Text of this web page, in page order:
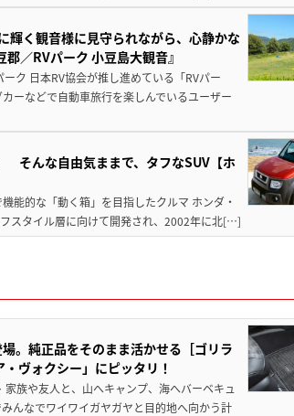
輝く観音様に見守られながら、心静かな
／RVパーク 小豆島大観音』
ク 日本RV協会が推し進めている「RVパー
ーなどで自動車旅行を楽しんでいるユーザー
そんな自由気ままで、タフなSUV【ホ
能的な「動く箱」を目指したクルマ ホンダ・
スタイル層に向けて開発され、2002年に北[…]
。純正品をそのまま活かせる［ゴリラ
ヴォクシー」にピッタリ！
族や友人と、山へキャンプ、海へバーベキュ
んなでワイワイガヤガヤと目的地へ向かう計